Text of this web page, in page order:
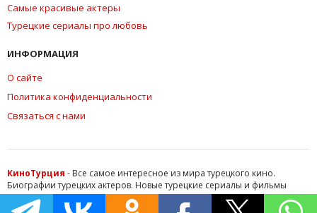
Самые красивые актеры
Турецкие сериалы про любовь
ИНФОРМАЦИЯ
О сайте
Политика конфиденциальности
Связаться с нами
КиноТурция - Все самое интересное из мира турецкого кино.
Биографии турецких актеров. Новые турецкие сериалы и фильмы